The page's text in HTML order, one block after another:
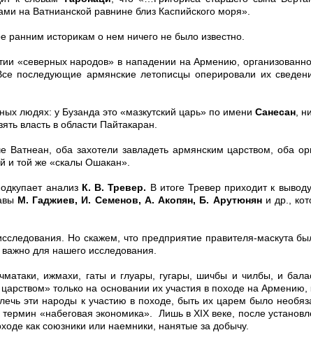
на Ватнианской равнине близ Каспийского моря».
ранним историкам о нем ничего не было известно.
«северных народов» в нападении на Армению,
последующие армянские летописцы оперировали их
людях: у Бузанда это «мазкутский царь» по имени Санесан ,
власть в области Пайтакаран.
Ватнеан, оба захотели завладеть армянским царством, оба
и той же «скалы Ошакан».
анализ К. В. Тревер. В итоге Тревер приходит к
М. Гаджиев, И. Семенов, А. Акопян, Б. Арутюнян и др.,
Но скажем, что предприятие правителя-маскута
для нашего исследования.
ижмахи, гаты и глуары, гугары, шичбы и чилбы, и
только на основании их участия в походе на
эти народы к участию в походе, быть их царем было
«набеговая экономика». Лишь в XIX веке, после
как союзники или наемники, нанятые за добычу.